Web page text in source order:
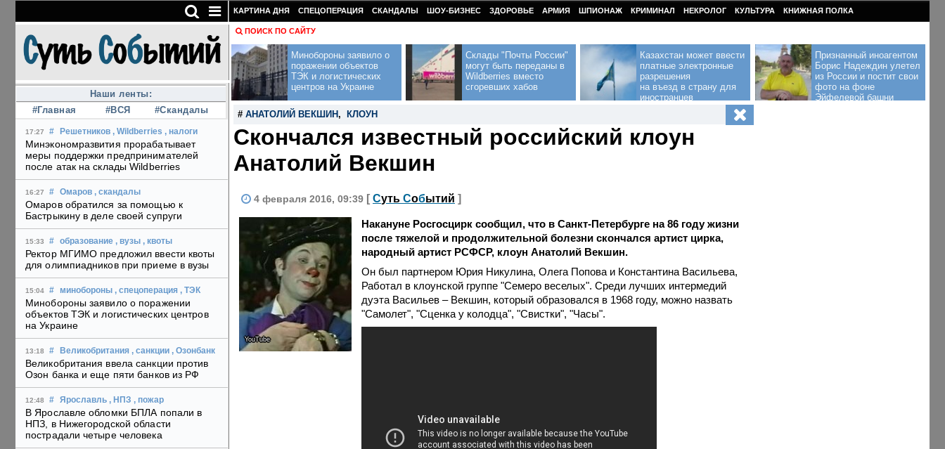
Наши ленты:
#Главная
#ВСЯ #Скандалы
17:27 # Решетников , Wildberries , налоги
Минэкономразвития прорабатывает
меры поддержки предпринимателей
после атак на склады Wildberries
16:27 # Омаров , скандалы
Омаров обратился за помощью к
Бастрыкину в деле своей супруги
15:33 # образование , вузы , квоты
Ректор МГИМО предложил ввести квоты
для олимпиадников при приеме в вузы
15:04 # минобороны , спецоперация , ТЭК
Минобороны заявило о поражении
объектов ТЭК и логистических центров
на Украине
13:18 # Великобритания , санкции , Озонбанк
Великобритания ввела санкции против
Озон банка и еще пяти банков из РФ
12:48 # Ярославль , НПЗ , пожар
В Ярославле обломки БПЛА попали в
НПЗ, в Нижегородской области
пострадали четыре человека
КАРТИНА ДНЯ СПЕЦОПЕРАЦИЯ СКАНДАЛЫ ШОУ-БИЗНЕС ЗДОРОВЬЕ АРМИЯ ШПИОНАЖ КРИМИНАЛ НЕКРОЛОГ КУЛЬТУРА КНИЖНАЯ ПОЛКА
ПОИСК ПО САЙТУ
Минобороны заявило о
поражении объектов
ТЭК и логистических
центров на Украине
Склады "Почты России"
могут быть переданы в
Wildberries вместо
сгоревших хабов
Казахстан может ввести
платные электронные
разрешения
на въезд в страну для
иностранцев
Признанный иноагентом
Борис Надеждин улетел
из России и постит свои
фото на фоне
Эйфелевой башни
# АНАТОЛИЙ ВЕКШИН , КЛОУН
Скончался известный российский клоун
Анатолий Векшин
4 февраля 2016, 09:39 [ Суть Событий ]
YouTube
Накануне Росгосцирк сообщил, что в Санкт-Петербурге на 86 году жизни
после тяжелой и продолжительной болезни скончался артист цирка,
народный артист РСФСР, клоун Анатолий Векшин.
Он был партнером Юрия Никулина, Олега Попова и Константина Васильева,
Работал в клоунской группе "Семеро веселых". Среди лучших интермедий
дуэта Васильев – Векшин, который образовался в 1968 году, можно назвать
"Самолет", "Сценка у колодца", "Свистки", "Часы".